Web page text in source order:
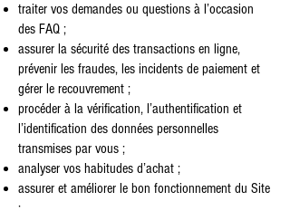
traiter vos demandes ou questions à l’occasion
des FAQ ;
assurer la sécurité des transactions en ligne,
prévenir les fraudes, les incidents de paiement et
gérer le recouvrement ;
procéder à la vérification, l’authentification et
l’identification des données personnelles
transmises par vous ;
analyser vos habitudes d’achat ;
assurer et améliorer le bon fonctionnement du Site